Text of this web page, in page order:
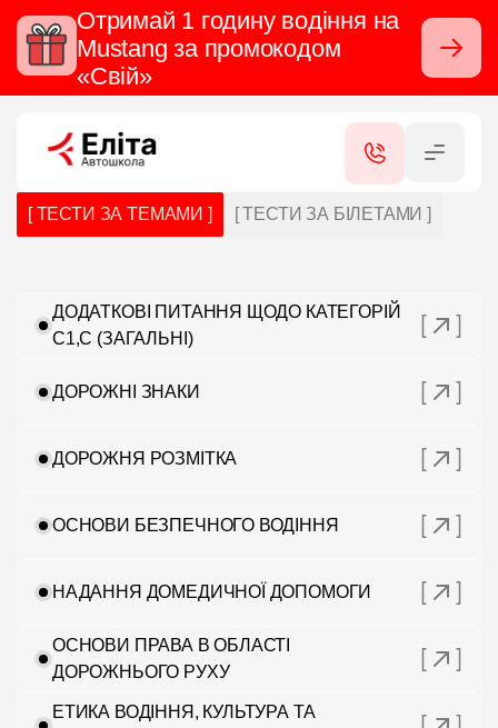
Отримай 1 годину водіння на
Mustang за промокодом
«Свій»
Закрити
КАТЕГОРІЇ
ПОСЛУГИ
СЕРТИФІКАТИ
ІНСТРУКТОРИ
[ ТЕСТИ ЗА ТЕМАМИ ] [ ТЕСТИ ЗА БІЛЕТАМИ ]
ДОДАТКОВІ ПИТАННЯ ЩОДО КАТЕГОРІЙ
C1,C (ЗАГАЛЬНІ)
ДОРОЖНІ ЗНАКИ
ДОРОЖНЯ РОЗМІТКА
ОСНОВИ БЕЗПЕЧНОГО ВОДІННЯ
НАДАННЯ ДОМЕДИЧНОЇ ДОПОМОГИ
ОСНОВИ ПРАВА В ОБЛАСТІ
ДОРОЖНЬОГО РУХУ
ЕТИКА ВОДІННЯ, КУЛЬТУРА ТА